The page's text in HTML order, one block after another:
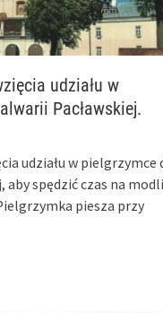
udziału w
Pacławskiej.
udziału w pielgrzymce
aby spędzić czas na
piesza przy